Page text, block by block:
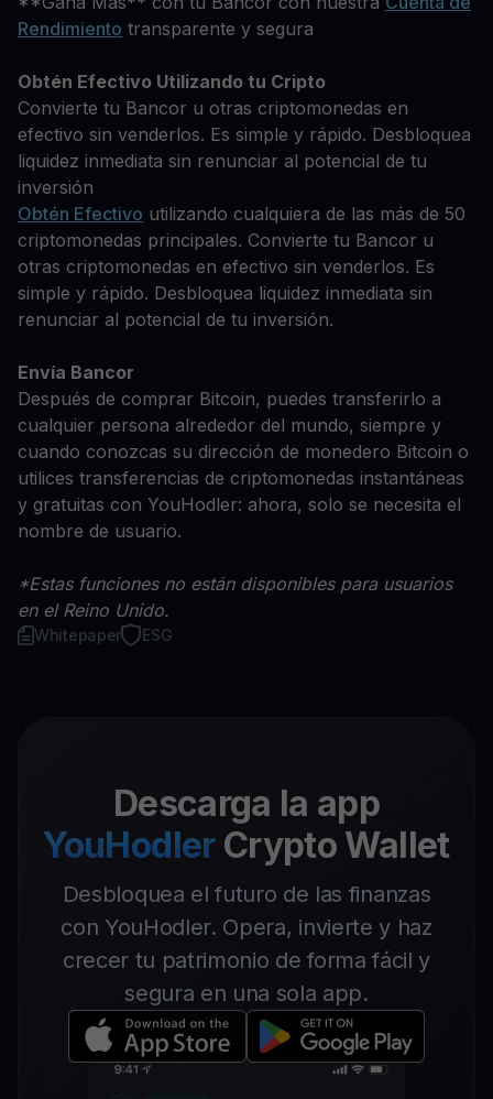
Rendimiento transparente y segura
Obtén Efectivo Utilizando tu Cripto
Convierte tu Bancor u otras criptomonedas en
efectivo sin venderlos. Es simple y rápido. Desbloquea
liquidez inmediata sin renunciar al potencial de tu
inversión
Obtén Efectivo utilizando cualquiera de las más de 50
criptomonedas principales. Convierte tu Bancor u
otras criptomonedas en efectivo sin venderlos. Es
simple y rápido. Desbloquea liquidez inmediata sin
renunciar al potencial de tu inversión.
Envía Bancor
Después de comprar Bitcoin, puedes transferirlo a
cualquier persona alrededor del mundo, siempre y
cuando conozcas su dirección de monedero Bitcoin o
utilices transferencias de criptomonedas instantáneas
y gratuitas con YouHodler: ahora, solo se necesita el
nombre de usuario.
*Estas funciones no están disponibles para usuarios
en el Reino Unido.
Whitepaper ESG
Descarga la app
YouHodler Crypto Wallet
Desbloquea el futuro de las finanzas
con YouHodler. Opera, invierte y haz
crecer tu patrimonio de forma fácil y
segura en una sola app.